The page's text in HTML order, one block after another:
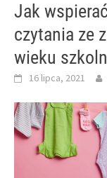
Jak
czytania ze
wieku
16 lipca, 2021